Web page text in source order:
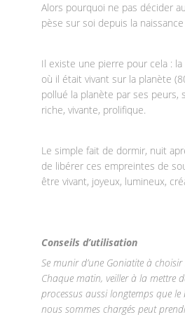
Alors pourquoi ne pas décider
pèse sur soi depuis la naissance
Il existe une pierre pour cela :
où il était vivant sur la planète
pollué la planète par ses peurs,
riche, vivante, prolifique.
Le simple fait de dormir, nuit
de libérer ces empreintes de
être vivant, joyeux, lumineux,
Conseils d’utilisation
Se munir d’une Goniatite à choisir
Chaque matin, veiller à la mettre
processus aussi longtemps que le
nous sommes chargés peut